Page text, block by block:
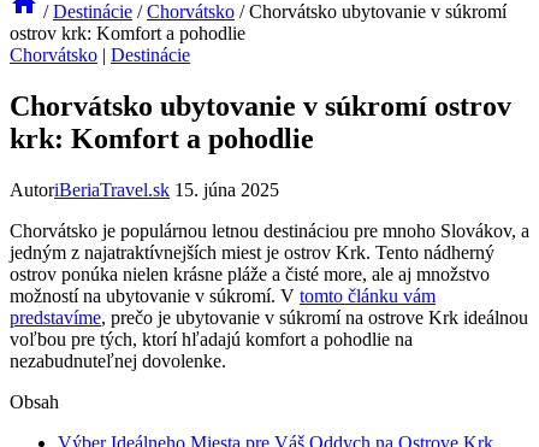
/ Destinácie / Chorvátsko / Chorvátsko ubytovanie v súkromí
ostrov krk: Komfort a pohodlie
Chorvátsko | Destinácie
Chorvátsko ubytovanie v súkromí ostrov
krk: Komfort a pohodlie
AutoriBeriaTravel.sk 15. júna 2025
Chorvátsko je populárnou letnou destináciou pre mnoho Slovákov, a
jedným z najatraktívnejších miest je ostrov Krk. Tento nádherný
ostrov ponúka nielen krásne pláže a čisté more, ale aj množstvo
možností na ubytovanie v súkromí. V tomto článku vám
predstavíme, prečo je ubytovanie v súkromí na ostrove Krk ideálnou
voľbou pre tých, ktorí hľadajú komfort a pohodlie na
nezabudnuteľnej dovolenke.
Obsah
Výber Ideálneho Miesta pre Váš Oddych na Ostrove Krk